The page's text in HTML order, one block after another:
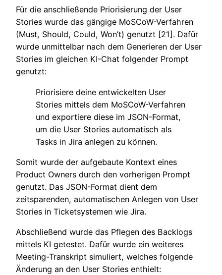
Für die anschließende Priorisierung der User
Stories wurde das gängige MoSCoW-Verfahren
(Must, Should, Could, Won’t) genutzt [21]. Dafür
wurde unmittelbar nach dem Generieren der User
Stories im gleichen KI-Chat folgender Prompt
genutzt:
Priorisiere deine entwickelten User
Stories mittels dem MoSCoW-Verfahren
und exportiere diese im JSON-Format,
um die User Stories automatisch als
Tasks in Jira anlegen zu können.
Somit wurde der aufgebaute Kontext eines
Product Owners durch den vorherigen Prompt
genutzt. Das JSON-Format dient dem
zeitsparenden, automatischen Anlegen von User
Stories in Ticketsystemen wie Jira.
Abschließend wurde das Pflegen des Backlogs
mittels KI getestet. Dafür wurde ein weiteres
Meeting-Transkript simuliert, welches folgende
Änderung an den User Stories enthielt: